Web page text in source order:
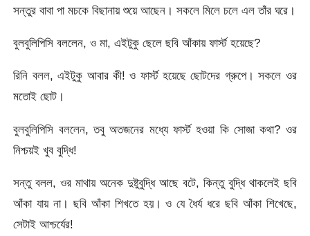
সন্তুর বাবা পা মচকে বিছানায় শুয়ে আছেন। সকলে মিলে চলে এল তাঁর ঘরে।
বুলবুলিপিসি বললেন, ও মা, এইটুকু ছেলে ছবি আঁকায় ফার্স্ট হয়েছে?
রিনি বলল, এইটুকু আবার কী! ও ফার্স্ট হয়েছে ছোটদের গ্রুপে। সকলে ওর
মতোই ছোট।
বুলবুলিপিসি বললেন, তবু অতজনের মধ্যে ফার্স্ট হওয়া কি সোজা কথা? ওর
নিশ্চয়ই খুব বুদ্ধি!
সন্তু বলল, ওর মাথায় অনেক দুষ্টুবুদ্ধি আছে বটে, কিন্তু বুদ্ধি থাকলেই ছবি
আঁকা যায় না। ছবি আঁকা শিখতে হয়। ও যে ধৈর্য ধরে ছবি আঁকা শিখেছে,
সেটাই আশ্চর্যের!